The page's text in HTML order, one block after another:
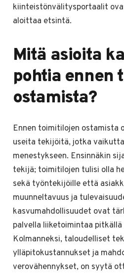
kiinteistönvälitysportaalit
aloittaa etsintä.
Mitä asioita
pohtia ennen
ostamista?
Ennen toimitilojen ostamista
useita tekijöitä, jotka
menestykseen. Ensinnäkin
tekijä; toimitilojen tulisi olla
sekä työntekijöille että
muunneltavuus ja
kasvumahdollisuudet ovat
palvella liiketoimintaa pitkällä
Kolmanneksi, taloudelliset
ylläpitokustannukset ja
verovähennykset, on syytä